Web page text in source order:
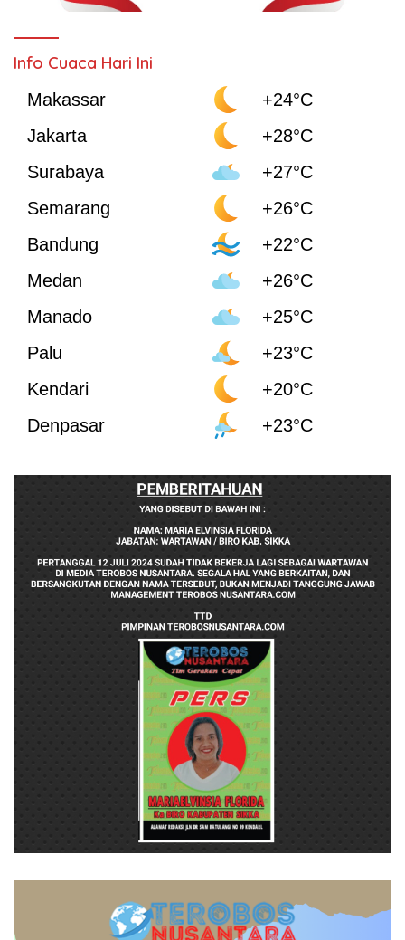
Info Cuaca Hari Ini
Makassar
+24°C
Jakarta
+28°C
Surabaya
+27°C
Semarang
+26°C
Bandung
+22°C
Medan
+26°C
Manado
+25°C
Palu
+23°C
Kendari
+20°C
Denpasar
+23°C